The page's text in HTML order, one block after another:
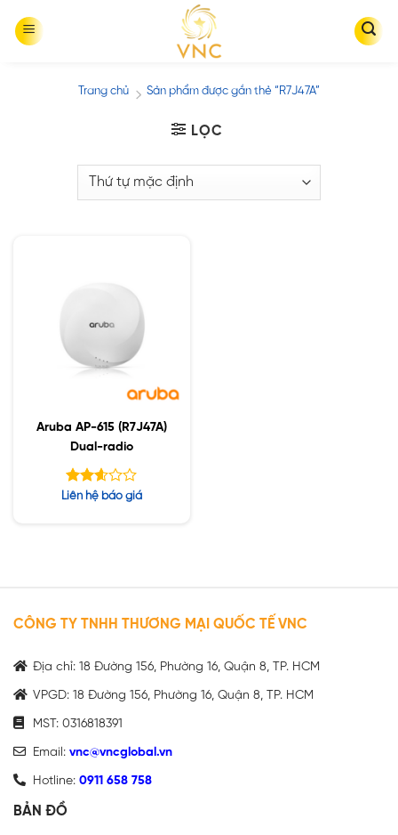
Trang chủ / Sản phẩm được gắn thẻ “R7J47A”
LỌC
Aruba AP-615 (R7J47A)
Dual-radio
Được
Liên hệ báo giá
CÔNG TY TNHH THƯƠNG MẠI QUỐC TẾ VNC
Địa chỉ: 18 Đường 156, Phường 16, Quận 8, TP. HCM
VPGD: 18 Đường 156, Phường 16, Quận 8, TP. HCM
MST: 0316818391
Email: vnc@vncglobal.vn
Hotline: 0911 658 758
BẢN ĐỒ